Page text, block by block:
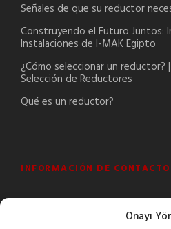
Onayı
Señales de que su reductor
Construyendo el Futuro Juntos:
Instalaciones de I-MAK Egipto
¿Cómo seleccionar un reductor?
Selección de Reductores
Qué es un reductor?
INFORMACIÓN DE CONTACTO